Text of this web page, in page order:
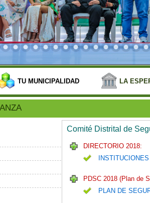
TU MUNICIPALIDAD LA
Comité Distrital de
DIRECTORIO 2018:
PDSC 2018 (Plan de
PLAN DE